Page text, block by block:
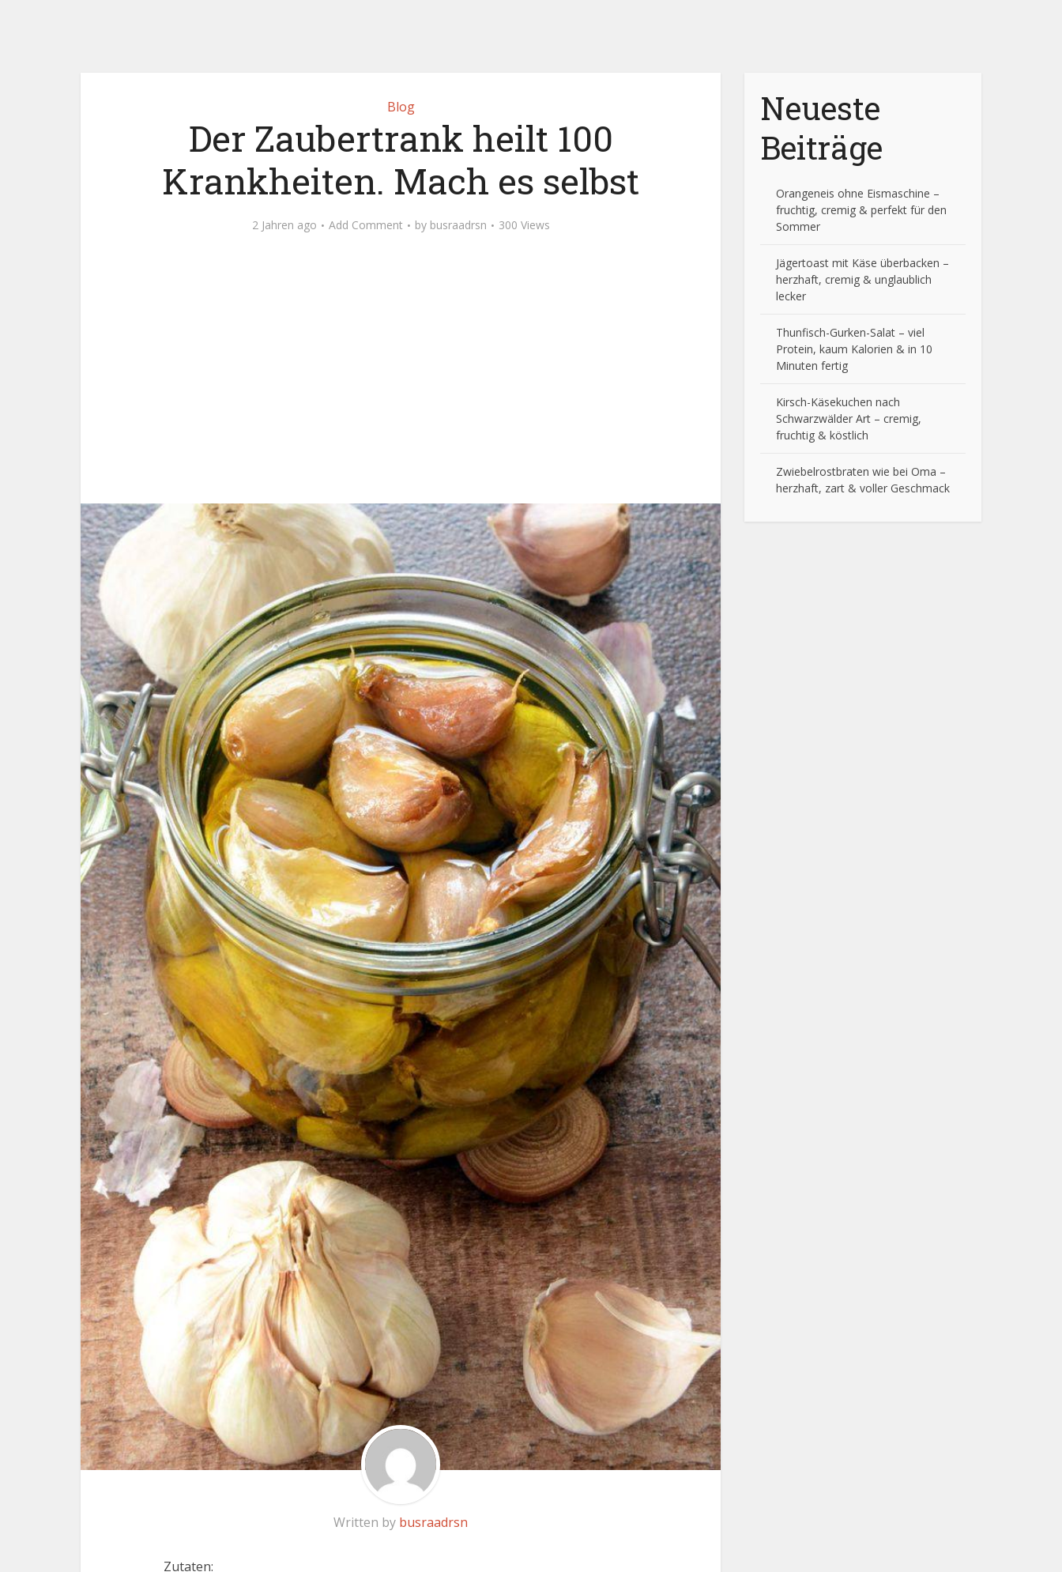
Blog
Der Zaubertrank heilt 100
Krankheiten. Mach es selbst
2 Jahren ago Add Comment by busraadrsn 300 Views
Written by busraadrsn
Zutaten:
Neueste
Beiträge
Orangeneis ohne Eismaschine –
fruchtig, cremig & perfekt für den
Sommer
Jägertoast mit Käse überbacken –
herzhaft, cremig & unglaublich
lecker
Thunfisch-Gurken-Salat – viel
Protein, kaum Kalorien & in 10
Minuten fertig
Kirsch-Käsekuchen nach
Schwarzwälder Art – cremig,
fruchtig & köstlich
Zwiebelrostbraten wie bei Oma –
herzhaft, zart & voller Geschmack